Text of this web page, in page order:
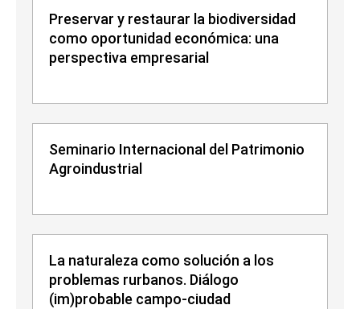
Preservar y restaurar la biodiversidad
como oportunidad económica: una
perspectiva empresarial
Seminario Internacional del Patrimonio
Agroindustrial
La naturaleza como solución a los
problemas rurbanos. Diálogo
(im)probable campo-ciudad